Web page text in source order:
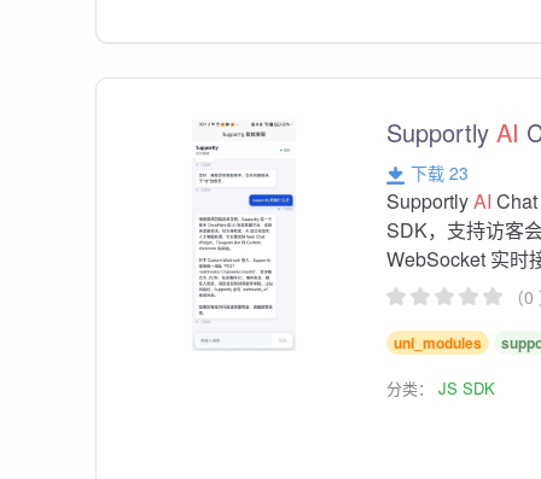
SupportlyAI
下载 23
SupportlyAI
SDK，支持访客
WebSocket 实时
（
uni_modules
分类：JS SDK